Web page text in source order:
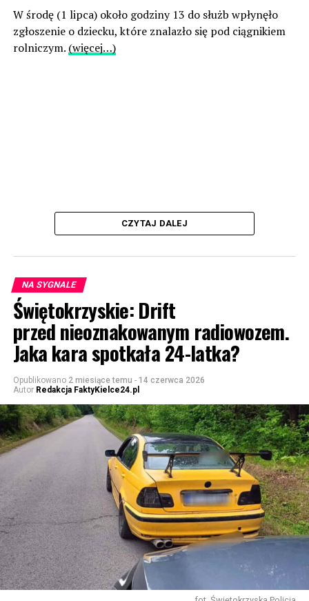
W środę (1 lipca) około godziny 13 do służb wpłynęło
zgłoszenie o dziecku, które znalazło się pod ciągnikiem
rolniczym. (więcej…)
CZYTAJ DALEJ
NA SYGNALE
Świętokrzyskie: Drift
przed nieoznakowanym radiowozem.
Jaka kara spotkała 24-latka?
Opublikowano 2 miesiące temu - 14 czerwca 2026
Autor Redakcja FaktyKielce24.pl